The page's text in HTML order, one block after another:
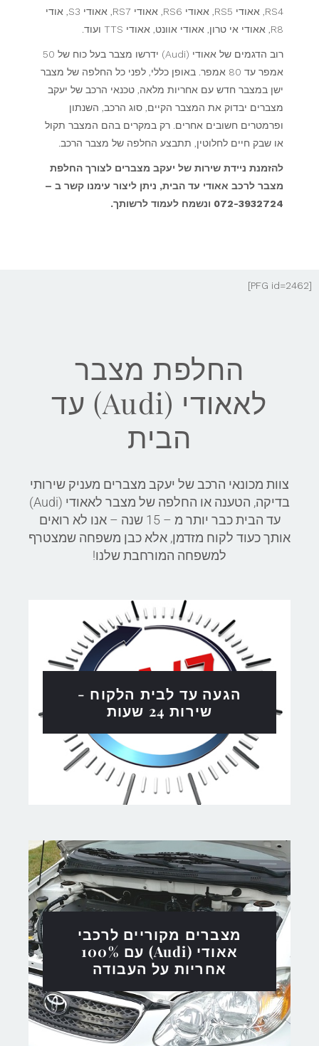
RS4, אאודי RS5, אאודי RS6, אאודי RS7, אאודי S3, אודי
R8, אאודי אי טרון, אאודי אוונט, אאודי TTS ועוד.
רוב הדגמים של אאודי (Audi) ידרשו מצבר בעל כוח של 50
אמפר עד 80 אמפר. באופן כללי, לפני כל החלפה של מצבר
ישן במצבר חדש עם אחריות מלאה, טכנאי הרכב של יעקב
מצברים יבדוק את המצבר הקיים, סוג הרכב, השנתון
ופרמטרים חשובים אחרים. רק במקרים בהם המצבר תקול
או שבק חיים לחלוטין, תתבצע החלפה של מצבר הרכב.
להזמנת ניידת שירות של יעקב מצברים לצורך החלפת
מצבר לרכב אאודי עד הבית, ניתן ליצור עימנו קשר ב –
072-3932724 ונשמח לעמוד לרשותך.
[PFG id=2462]
החלפת מצבר
לאאודי (Audi) עד
הבית
צוות מכונאי הרכב של יעקב מצברים מעניק שירותי
בדיקה, הטענה או החלפה של מצבר לאאודי (Audi)
עד הבית כבר יותר מ – 15 שנה – אנו לא רואים
אותך כעוד לקוח מזדמן, אלא כבן משפחה שמצטרף
למשפחה המורחבת שלנו!
הגעה עד לבית הלקוח -
שירות 24 שעות
מצברים מקוריים לרכבי
אאודי (Audi) עם 100%
אחריות על העבודה